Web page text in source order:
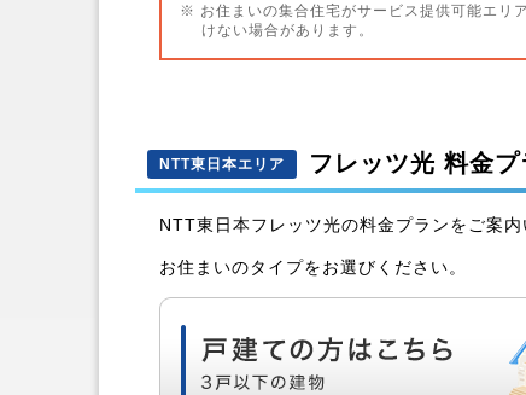
※ お住まいの集合住宅がサービス提供可能エリ
けない場合があります。
NTT東日本エリア フレッツ光 料金プ
NTT東日本フレッツ光の料金プランをご案内
お住まいのタイプをお選びください。